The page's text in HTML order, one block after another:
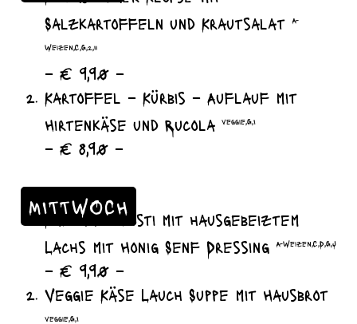
Salzkartoffeln und Krautsalat
A-
Weizen,C,G,2,11
– € 9,90 –
Kartoffel – Kürbis – Auflauf mit
Hirtenkäse und Rucola
veggie,G,I
– € 8,90 –
MITTWOCH
Kartoffelrösti mit hausgebeiztem
Lachs mit Honig Senf Dressing
A-Weizen,C,D,G,J
– € 9,90 –
Veggie Käse Lauch Suppe mit Hausbrot
veggie,G,I